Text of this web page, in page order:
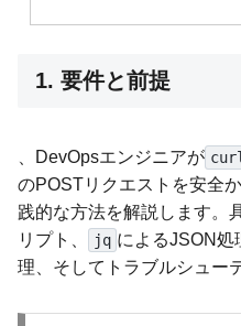
1. 要件と前提
、DevOpsエンジニアが
のPOSTリクエストを安全
践的な方法を解説します。
リプト、
jq によるJSON処
理、そしてトラブルシュー